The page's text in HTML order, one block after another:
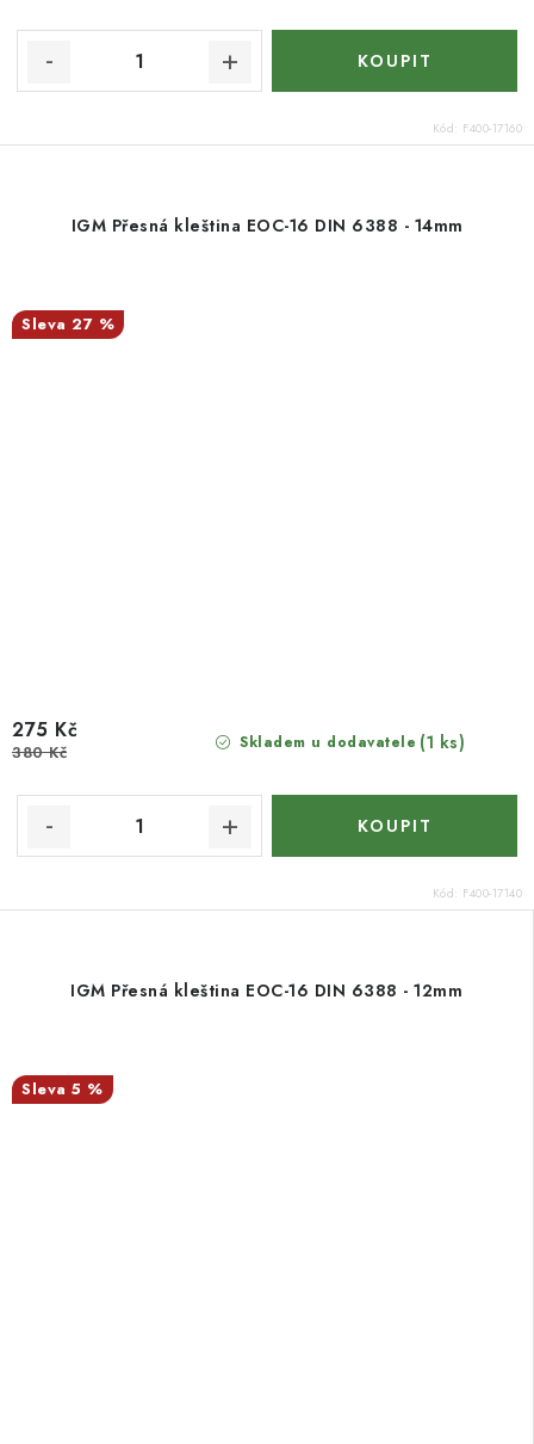
Kód: F400-17160
IGM Přesná kleština EOC-16 DIN 6388 - 14mm
27 %
Skladem u dodavatele (1 ks)
275 Kč
380 Kč
Kód: F400-17140
IGM Přesná kleština EOC-16 DIN 6388 - 12mm
5 %